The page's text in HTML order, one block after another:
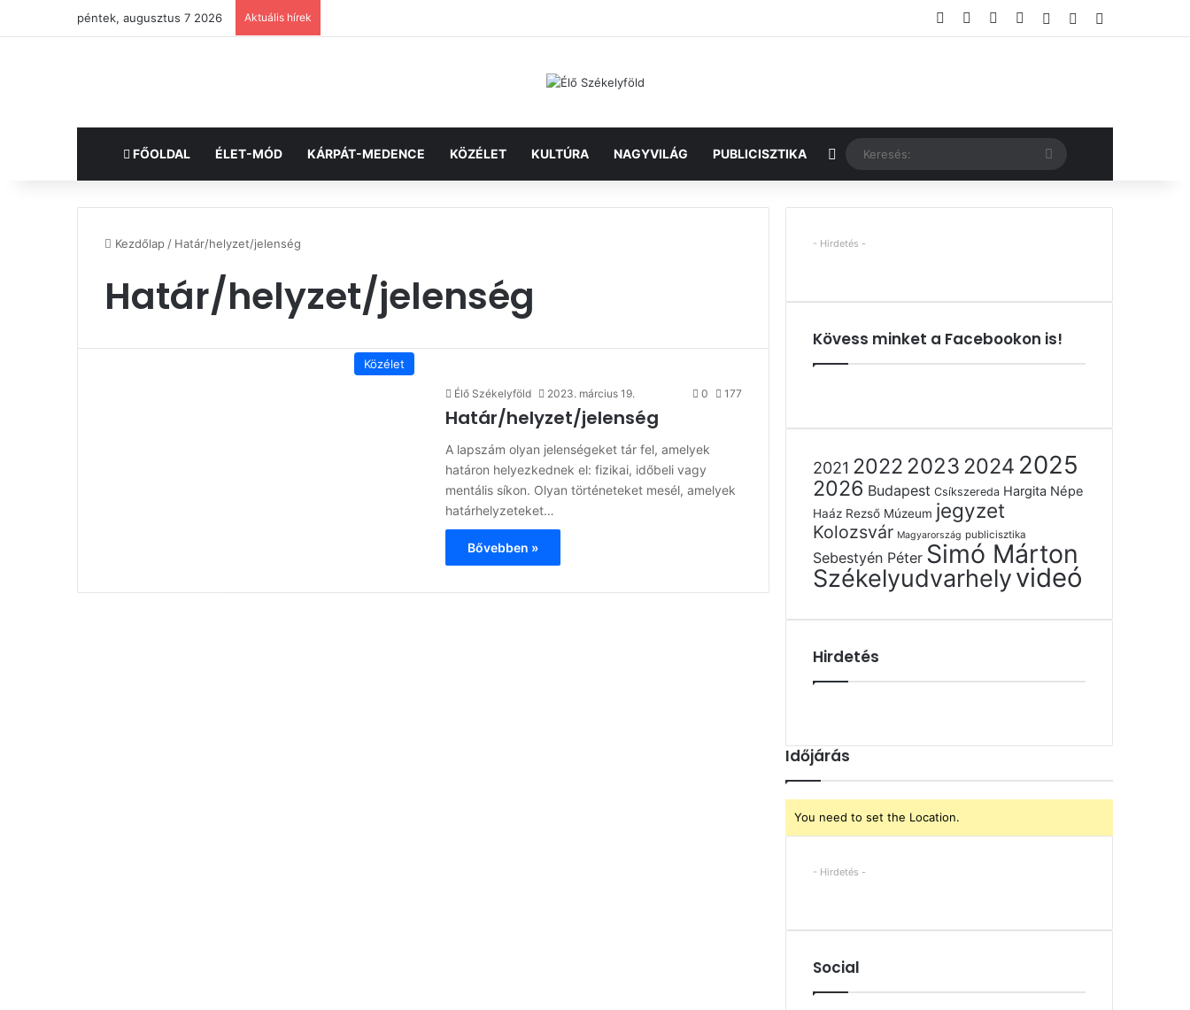
péntek, augusztus 7 2026 Aktuális hírek Facebook YouTubeInstagramBelépésVéletlen cikk
FŐOLDAL ÉLET-MÓD KÁRPÁT-MEDENCE KÖZÉLET KULTÚRA NAGYVILÁG PUBLICISZTIKA Véletlen cikk
Kezdőlap / Határ/helyzet/jelenség
Határ/helyzet/jelenség
Közélet
Élő Székelyföld 2023. március 19. 0 177
Határ/helyzet/jelenség
A lapszám olyan jelenségeket tár fel, amelyek
határon helyezkednek el: fizikai, időbeli vagy
mentális síkon. Olyan történeteket mesél, amelyek
határhelyzeteket…
Bővebben »
- Hirdetés -
Kövess minket a Facebookon is!
2021 2022 2023 2024 2025
2026 Budapest Csíkszereda Hargita Népe
Haáz Rezső Múzeum jegyzet
Kolozsvár Magyarország publicisztika
Sebestyén Péter Simó Márton
Székelyudvarhelyvideó
Hirdetés
Időjárás
You need to set the Location.
- Hirdetés -
Social